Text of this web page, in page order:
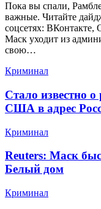
Пока вы спали,
важные. Читайте
соцсетях: ВКонтакте,
Маск уходит из
свою…
Криминал
Стало известно о
США в адрес
Криминал
Reuters: Маск
Белый дом
Криминал